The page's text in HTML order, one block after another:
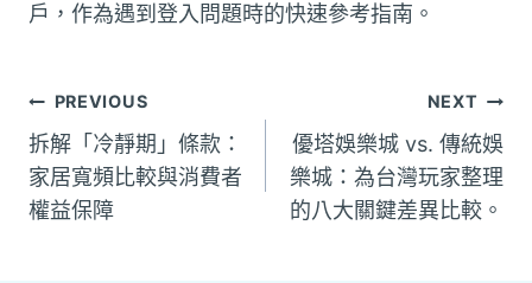
戶，作為遇到登入問題時的快速參考指南。
文
章
導
PREVIOUS
拆解「冷靜期」條款：
家居寬頻比較與消費者
權益保障
NEXT
優塔娛樂城 vs. 傳統娛
樂城：為台灣玩家整理
的八大關鍵差異比較。